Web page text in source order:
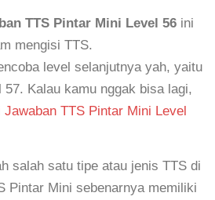
TTS Pintar Mini Level 56 ini
mengisi TTS.
level selanjutnya yah, yaitu
Kalau kamu nggak bisa lagi,
Jawaban TTS Pintar Mini Level
salah satu tipe atau jenis TTS di
Pintar Mini sebenarnya memiliki